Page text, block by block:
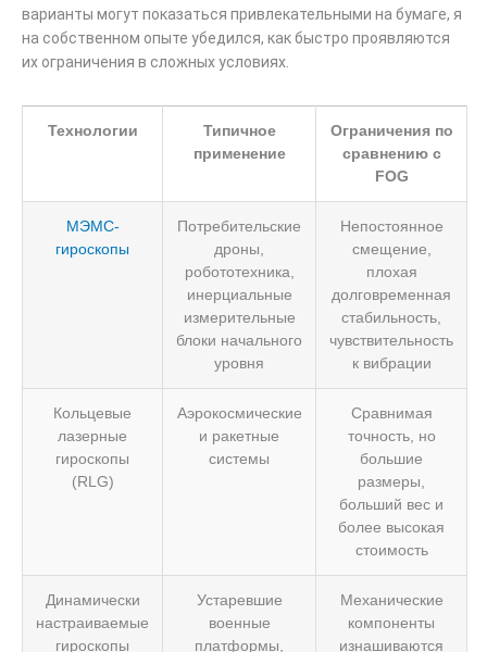
варианты могут показаться привлекательными на бумаге, я
на собственном опыте убедился, как быстро проявляются
их ограничения в сложных условиях.
Технологии
Типичное
применение
Ограничения по
сравнению с
FOG
МЭМС-
гироскопы
Потребительские
дроны,
робототехника,
инерциальные
измерительные
блоки начального
уровня
Непостоянное
смещение,
плохая
долговременная
стабильность,
чувствительность
к вибрации
Кольцевые
лазерные
гироскопы
(RLG)
Аэрокосмические
и ракетные
системы
Сравнимая
точность, но
большие
размеры,
больший вес и
более высокая
стоимость
Динамически
настраиваемые
гироскопы
Устаревшие
военные
платформы,
Механические
компоненты
изнашиваются